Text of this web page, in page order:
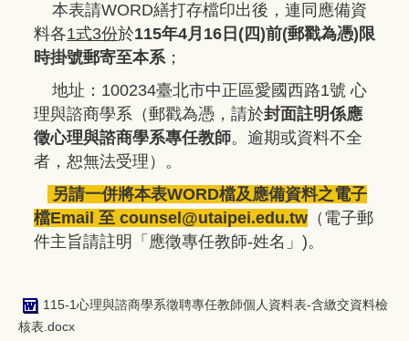
本表請WORD繕打存檔印出後，連同應備資
料各1式3份於115年4月16日(四)前(郵戳為憑)限
時掛號郵寄至本系；
地址：100234臺北市中正區愛國西路1號 心
理與諮商學系（郵戳為憑，請於封面註明係應
徵心理與諮商學系專任教師。逾期或資料不全
者，恕無法受理）。
另請一併將本表WORD檔及應備資料之電子
檔Email 至 counsel@utaipei.edu.tw （電子郵
件主旨請註明「應徵專任教師-姓名」)。
115-1心理與諮商學系徵聘專任教師個人資料表-含繳交資料檢
核表.docx